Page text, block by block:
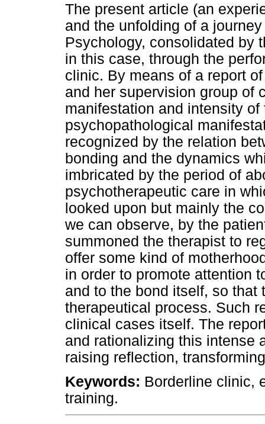
The present article (an
and the unfolding of a
Psychology, consolidated by
in this case, through the
clinic. By means of a report
and her supervision group of
manifestation and intensity
psychopathological
recognized by the relation
bonding and the dynamics
imbricated by the period of
psychotherapeutic care in
looked upon but mainly the
we can observe, by the
summoned the therapist to
offer some kind of
in order to promote attention
and to the bond itself, so
therapeutical process. Such
clinical cases itself. The
and rationalizing this intense
raising reflection,
Keywords: Borderline clinic,
training.